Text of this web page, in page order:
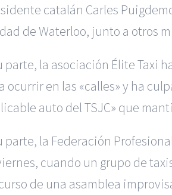
catalán Carles
de Waterloo, junto a otros
parte, la asociación Élite Taxi
ocurrir en las «calles» y ha
auto del TSJC» que
parte, la Federación
cuando un grupo de
de una asamblea